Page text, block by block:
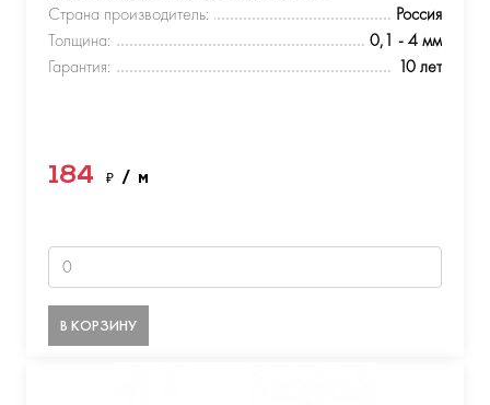
Страна производитель:
Россия
Толщина:
0,1 - 4 мм
Гарантия:
10 лет
184 ₽ / м
В КОРЗИНУ